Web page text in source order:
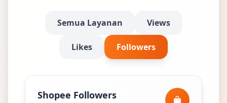
Semua Layanan Views
Likes Followers
Shopee Followers